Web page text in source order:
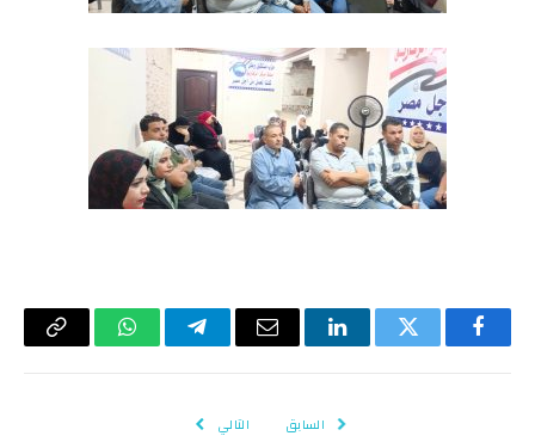
فيسبوكتويتر لينكدإن البريد
تيلقرام واتسابCopy
السابق التالي